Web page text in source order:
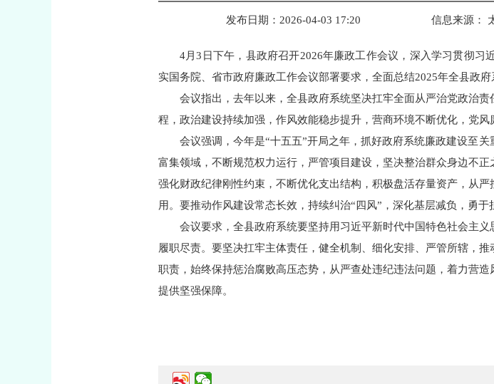
发布日期：2026-04-03 17:20 信息来源：
4月3日下午，县政府召开2026年廉政工作会议，深入学习贯彻
实国务院、省市政府廉政工作会议部署要求，全面总结2025年全县政
会议指出，去年以来，全县政府系统坚决扛牢全面从严治党政治
程，政治建设持续加强，作风效能稳步提升，营商环境不断优化，党风
会议强调，今年是“十五五”开局之年，抓好政府系统廉政建设至
富集领域，不断规范权力运行，严管项目建设，坚决整治群众身边不
强化财政纪律刚性约束，不断优化支出结构，积极盘活存量资产，从
用。要推动作风建设常态长效，持续纠治“四风”，深化基层减负，勇于
会议要求，全县政府系统要坚持用习近平新时代中国特色社会主
履职尽责。要坚决扛牢主体责任，健全机制、细化安排、严管所辖，
职责，始终保持惩治腐败高压态势，从严查处违纪违法问题，着力营
提供坚强保障。